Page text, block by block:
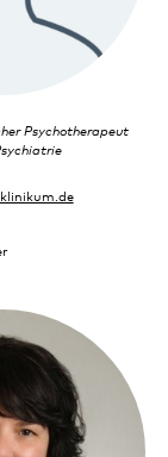
Psychotherapeut